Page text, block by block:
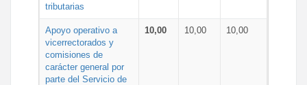
tributarias
Apoyo operativo a
vicerrectorados y
comisiones de
carácter general por
parte del Servicio de
10,00 10,00 10,00